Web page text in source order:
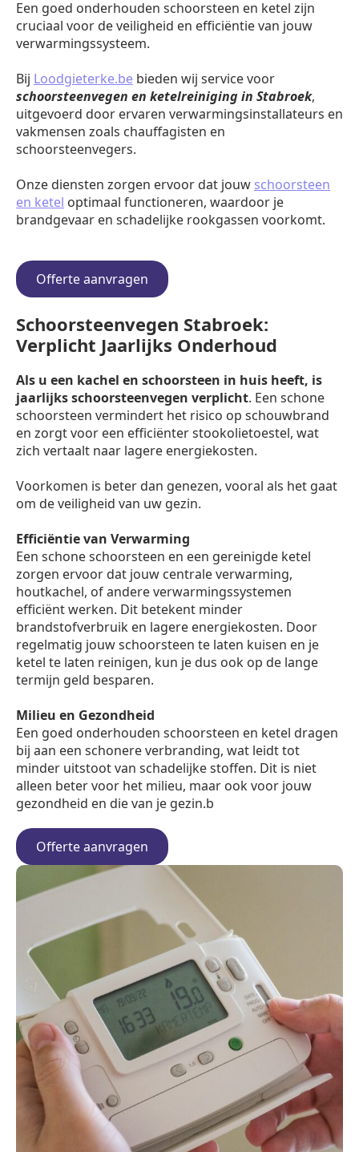
Een goed onderhouden schoorsteen en ketel zijn
cruciaal voor de veiligheid en efficiëntie van jouw
verwarmingssysteem.
Bij Loodgieterke.be bieden wij service voor
schoorsteenvegen en ketelreiniging in Stabroek,
uitgevoerd door ervaren verwarmingsinstallateurs en
vakmensen zoals chauffagisten en
schoorsteenvegers.
Onze diensten zorgen ervoor dat jouw schoorsteen
en ketel optimaal functioneren, waardoor je
brandgevaar en schadelijke rookgassen voorkomt.
Offerte aanvragen
Schoorsteenvegen Stabroek:
Verplicht Jaarlijks Onderhoud
Als u een kachel en schoorsteen in huis heeft, is
jaarlijks schoorsteenvegen verplicht. Een schone
schoorsteen vermindert het risico op schouwbrand
en zorgt voor een efficiënter stookolietoestel, wat
zich vertaalt naar lagere energiekosten.
Voorkomen is beter dan genezen, vooral als het gaat
om de veiligheid van uw gezin.
Efficiëntie van Verwarming
Een schone schoorsteen en een gereinigde ketel
zorgen ervoor dat jouw centrale verwarming,
houtkachel, of andere verwarmingssystemen
efficiënt werken. Dit betekent minder
brandstofverbruik en lagere energiekosten. Door
regelmatig jouw schoorsteen te laten kuisen en je
ketel te laten reinigen, kun je dus ook op de lange
termijn geld besparen.
Milieu en Gezondheid
Een goed onderhouden schoorsteen en ketel dragen
bij aan een schonere verbranding, wat leidt tot
minder uitstoot van schadelijke stoffen. Dit is niet
alleen beter voor het milieu, maar ook voor jouw
gezondheid en die van je gezin.b
Offerte aanvragen